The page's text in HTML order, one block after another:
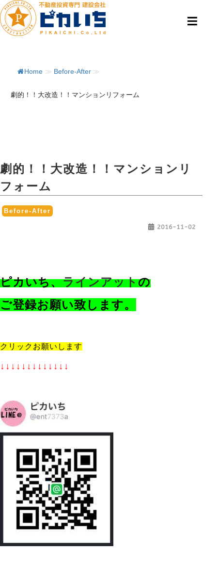
Home ≫ Before-After ≫
劇的！！大改造！！マンションリフォーム
劇的！！大改造！！マンションリ
フォーム
Before-After
2016-11-02
ピカいち、ラインアットの
ご登録お願い致します。
クリックお願いします
↓↓↓↓↓↓↓↓↓↓↓↓↓